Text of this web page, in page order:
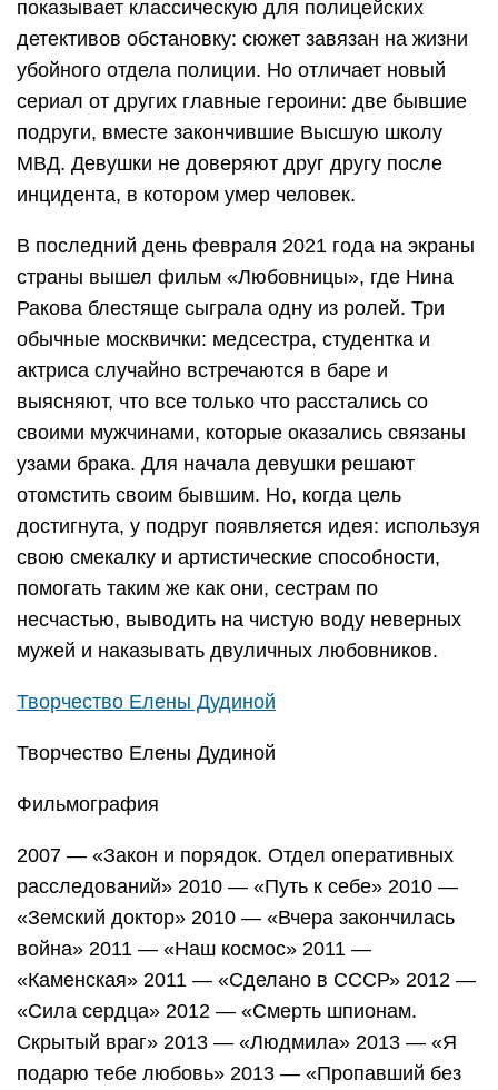
показывает классическую для полицейских
детективов обстановку: сюжет завязан на жизни
убойного отдела полиции. Но отличает новый
сериал от других главные героини: две бывшие
подруги, вместе закончившие Высшую школу
МВД. Девушки не доверяют друг другу после
инцидента, в котором умер человек.
В последний день февраля 2021 года на экраны
страны вышел фильм «Любовницы», где Нина
Ракова блестяще сыграла одну из ролей. Три
обычные москвички: медсестра, студентка и
актриса случайно встречаются в баре и
выясняют, что все только что расстались со
своими мужчинами, которые оказались связаны
узами брака. Для начала девушки решают
отомстить своим бывшим. Но, когда цель
достигнута, у подруг появляется идея: используя
свою смекалку и артистические способности,
помогать таким же как они, сестрам по
несчастью, выводить на чистую воду неверных
мужей и наказывать двуличных любовников.
Творчество Елены Дудиной
Творчество Елены Дудиной
Фильмография
2007 — «Закон и порядок. Отдел оперативных
расследований» 2010 — «Путь к себе» 2010 —
«Земский доктор» 2010 — «Вчера закончилась
война» 2011 — «Наш космос» 2011 —
«Каменская» 2011 — «Сделано в СССР» 2012 —
«Сила сердца» 2012 — «Смерть шпионам.
Скрытый враг» 2013 — «Людмила» 2013 — «Я
подарю тебе любовь» 2013 — «Пропавший без